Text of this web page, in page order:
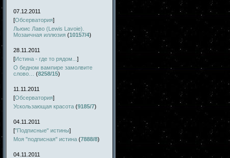
07.12.2011
[Обсерватория]
Льюис Лаво (Lewis Lavoie).
Мозаичная иллюзия (10157/4)
28.11.2011
[Истина - где то рядом... ]
О бедном вампире замолвите
слово…
(8258/15)
11.11.2011
[Обсерватория]
Ускользающая красота (9185/7)
04.11.2011
["Подписные" истины]
Моя "подписная" истина (7888/8)
04.11.2011